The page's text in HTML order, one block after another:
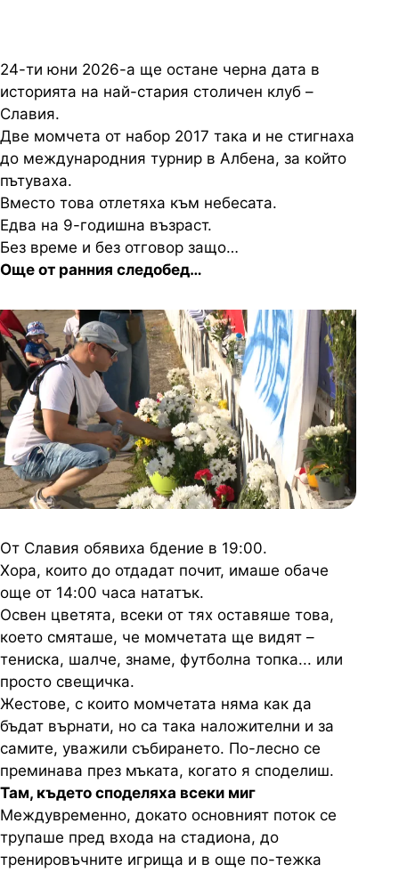
24-ти юни 2026-а ще остане черна дата в
историята на най-стария столичен клуб –
Славия.
Две момчета от набор 2017 така и не стигнаха
до международния турнир в Албена, за който
пътуваха.
Вместо това отлетяха към небесата.
Едва на 9-годишна възраст.
Без време и без отговор защо…
Още от ранния следобед…
От Славия обявиха бдение в 19:00.
Хора, които до отдадат почит, имаше обаче
още от 14:00 часа нататък.
Освен цветята, всеки от тях оставяше това,
което смяташе, че момчетата ще видят –
тениска, шалче, знаме, футболна топка... или
просто свещичка.
Жестове, с които момчетата няма как да
бъдат върнати, но са така наложителни и за
самите, уважили събирането. По-лесно се
преминава през мъката, когато я споделиш.
Там, където споделяха всеки миг
Междувременно, докато основният поток се
трупаше пред входа на стадиона, до
тренировъчните игрища и в още по-тежка